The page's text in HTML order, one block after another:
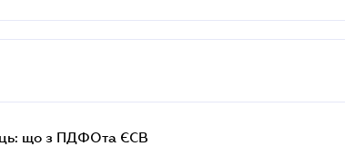
що з ПДФОта ЄСВ